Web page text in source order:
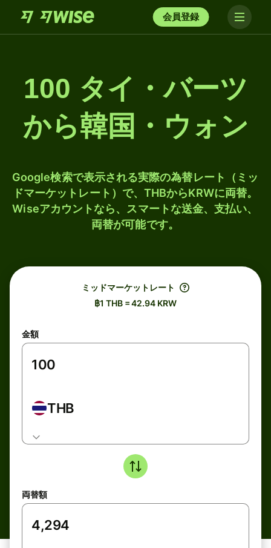
会員登録
100 タイ・バーツ
から韓国・ウォン
Google検索で表示される実際の為替レート（ミッ
ドマーケットレート）で、THBからKRWに両替。
Wiseアカウントなら、スマートな送金、支払い、
両替が可能です。
ミッドマーケットレート
฿1 THB = 42.94 KRW
金額
THB
両替額